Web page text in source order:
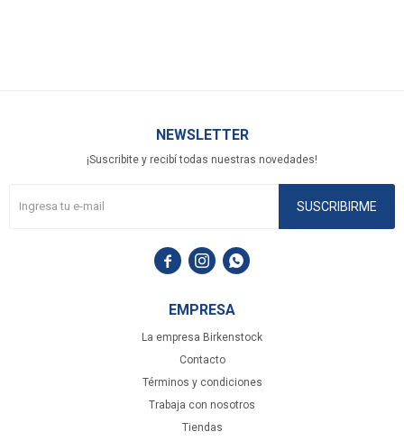
EMPRESA
La empresa Birkenstock
Contacto
Términos y condiciones
Trabaja con nosotros
Tiendas
NEWSLETTER
¡Suscribite y recibí todas nuestras novedades!
SUSCRIBIRME
  